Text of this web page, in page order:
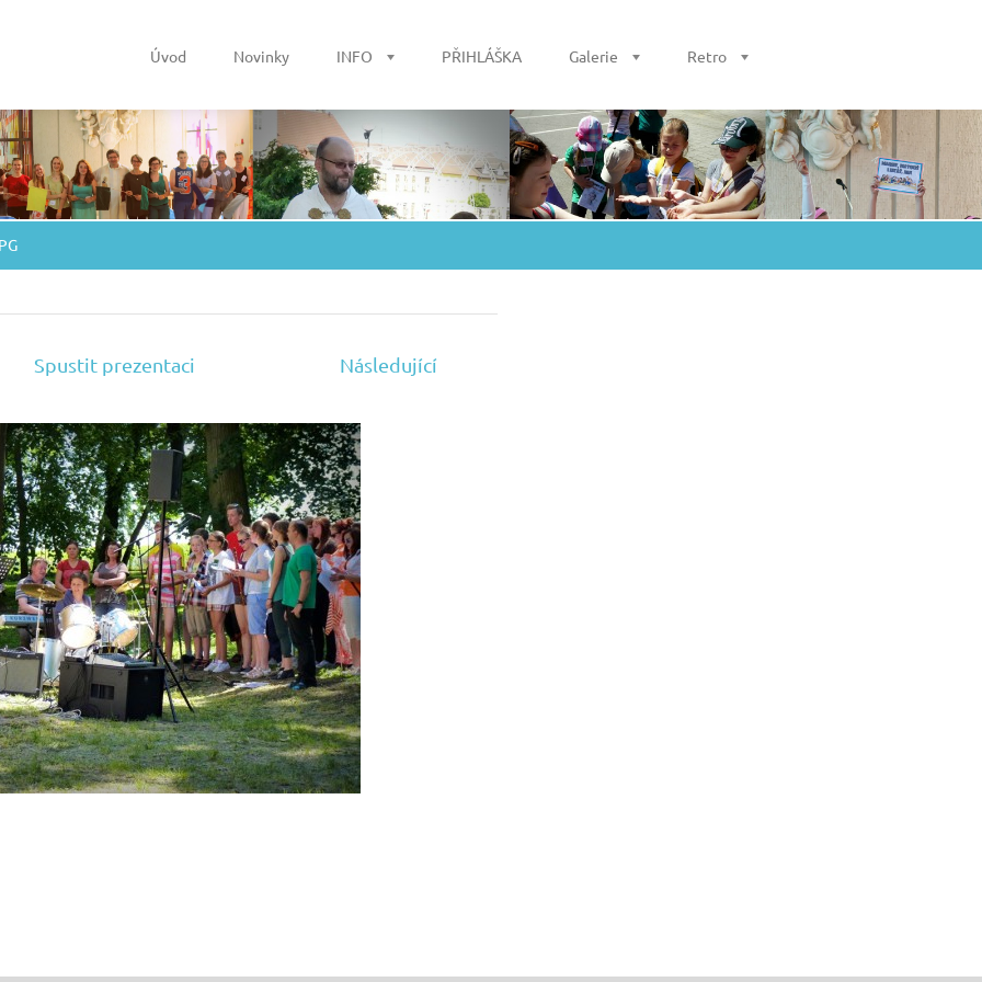
Úvod Novinky INFO PŘIHLÁŠKA Galerie Retro
Spustit prezentaci Následující